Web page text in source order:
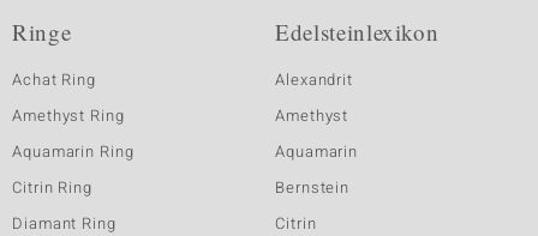
Ringe
Achat Ring
Amethyst Ring
Aquamarin Ring
Citrin Ring
Diamant Ring
Edelsteinlexikon
Alexandrit
Amethyst
Aquamarin
Bernstein
Citrin